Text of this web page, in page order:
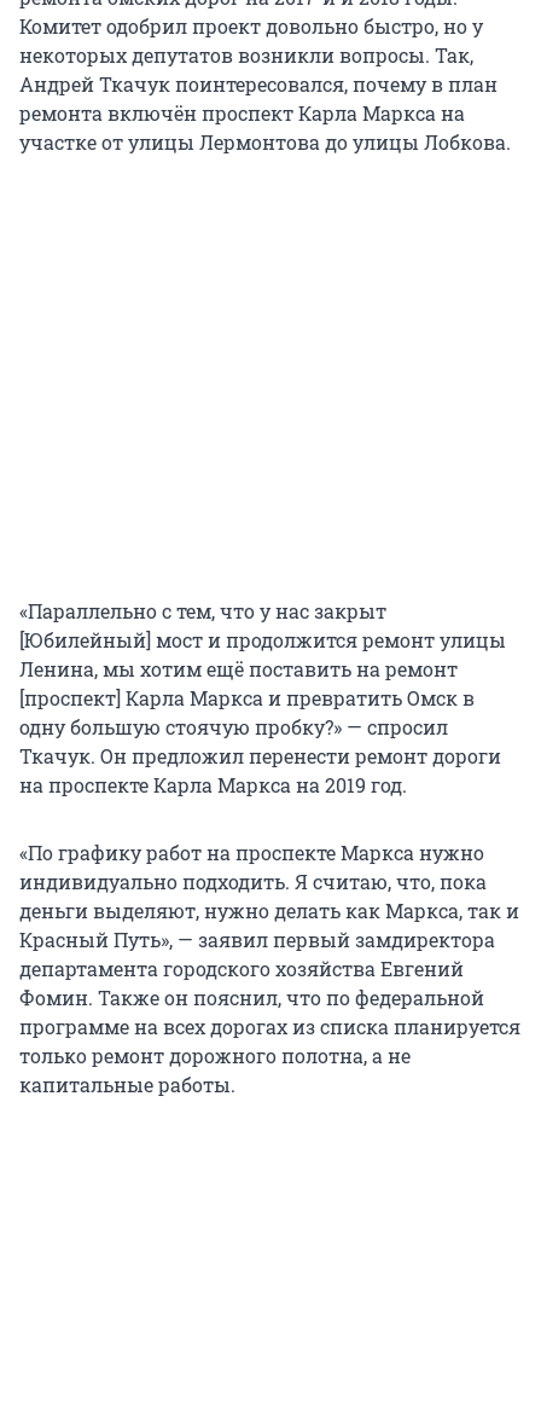
Комитет одобрил проект довольно быстро, но у
некоторых депутатов возникли вопросы. Так,
Андрей Ткачук поинтересовался, почему в план
ремонта включён проспект Карла Маркса на
участке от улицы Лермонтова до улицы Лобкова.
«Параллельно с тем, что у нас закрыт
[Юбилейный] мост и продолжится ремонт улицы
Ленина, мы хотим ещё поставить на ремонт
[проспект] Карла Маркса и превратить Омск в
одну большую стоячую пробку?» — спросил
Ткачук. Он предложил перенести ремонт дороги
на проспекте Карла Маркса на 2019 год.
«По графику работ на проспекте Маркса нужно
индивидуально подходить. Я считаю, что, пока
деньги выделяют, нужно делать как Маркса, так и
Красный Путь», — заявил первый замдиректора
департамента городского хозяйства Евгений
Фомин. Также он пояснил, что по федеральной
программе на всех дорогах из списка планируется
только ремонт дорожного полотна, а не
капитальные работы.